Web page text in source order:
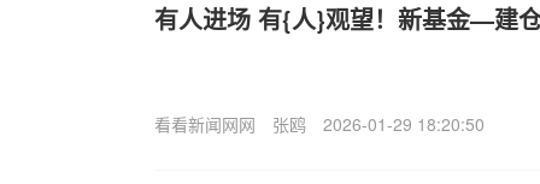
有人进场 有{人}观望！新基金—建
看看新闻网网 张鸥 2026-01-29 18:20:50